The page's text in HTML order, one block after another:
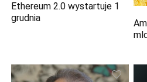
Ethereum 2.0 wystartuje 1
grudnia